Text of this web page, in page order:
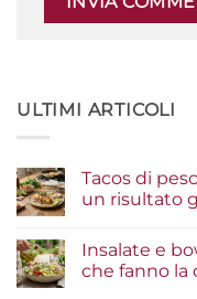
ULTIMI ARTICOLI
Tacos di
un risultato
su
Tacos
di
Insalate e
che fanno la